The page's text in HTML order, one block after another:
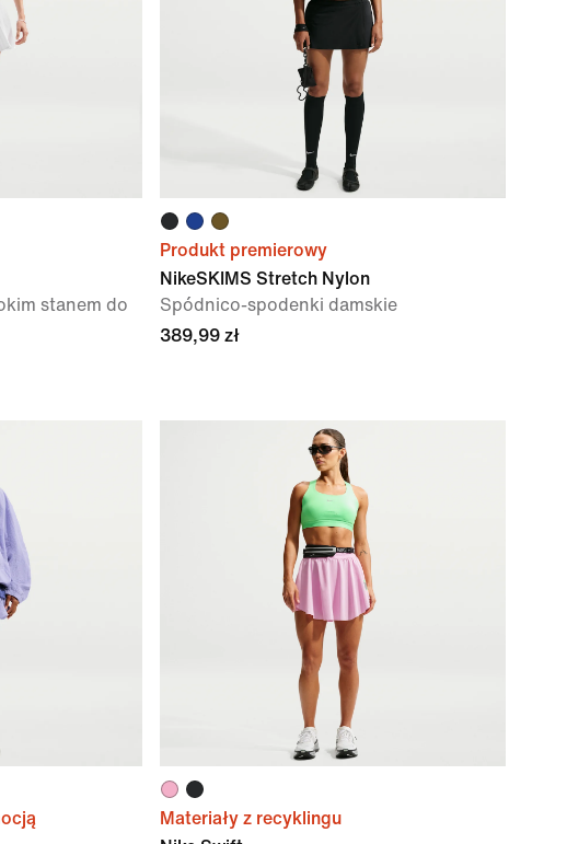
stanem do
Produkt premierowy
NikeSKIMS Stretch Nylon
Spódnico-spodenki damskie
389,99 zł
Materiały z recyklingu